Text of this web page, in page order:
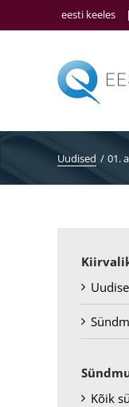
eesti keeles |
Uudised 01.
Kõik